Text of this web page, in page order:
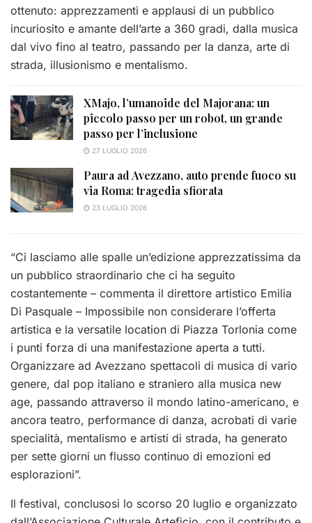
ottenuto: apprezzamenti e applausi di un pubblico
incuriosito e amante dell’arte a 360 gradi, dalla musica
dal vivo fino al teatro, passando per la danza, arte di
strada, illusionismo e mentalismo.
XMajo, l’umanoide del Majorana: un
piccolo passo per un robot, un grande
passo per l’inclusione
27 LUGLIO 2026
Paura ad Avezzano, auto prende fuoco su
via Roma: tragedia sfiorata
23 LUGLIO 2026
“Ci lasciamo alle spalle un’edizione apprezzatissima da
un pubblico straordinario che ci ha seguito
costantemente – commenta il direttore artistico Emilia
Di Pasquale – Impossibile non considerare l’offerta
artistica e la versatile location di Piazza Torlonia come
i punti forza di una manifestazione aperta a tutti.
Organizzare ad Avezzano spettacoli di musica di vario
genere, dal pop italiano e straniero alla musica new
age, passando attraverso il mondo latino-americano, e
ancora teatro, performance di danza, acrobati di varie
specialità, mentalismo e artisti di strada, ha generato
per sette giorni un flusso continuo di emozioni ed
esplorazioni”.
Il festival, conclusosi lo scorso 20 luglio e organizzato